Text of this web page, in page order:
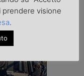
prendere visione
.